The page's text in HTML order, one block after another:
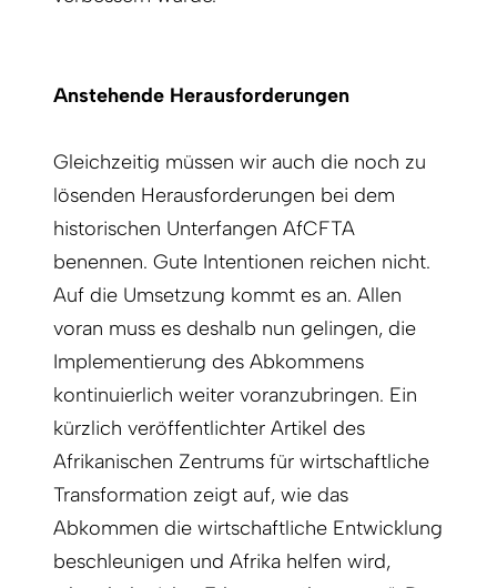
Anstehende Herausforderungen
Gleichzeitig müssen wir auch die noch zu
lösenden Herausforderungen bei dem
historischen Unterfangen AfCFTA
benennen. Gute Intentionen reichen nicht.
Auf die Umsetzung kommt es an. Allen
voran muss es deshalb nun gelingen, die
Implementierung des Abkommens
kontinuierlich weiter voranzubringen. Ein
kürzlich veröffentlichter Artikel des
Afrikanischen Zentrums für wirtschaftliche
Transformation zeigt auf, wie das
Abkommen die wirtschaftliche Entwicklung
beschleunigen und Afrika helfen wird,